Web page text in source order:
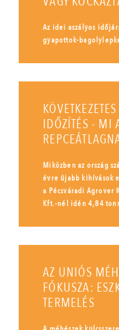
Az idei aszályos
gyapottok-
IDŐZÍTÉS - MI
Miközben az ország
évre újabb kihívások
a Pécsváradi Agrover
Kft.-nél idén 4,84
AZ UNIÓS
FÓKUSZA:
TERMELÉS